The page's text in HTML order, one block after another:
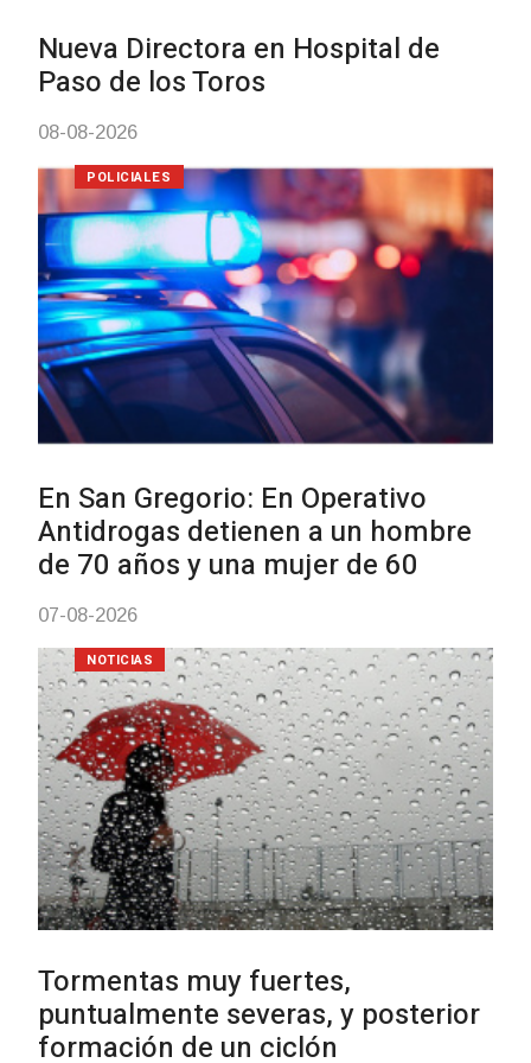
Investigación de policías de
Tacuarembó permitió
Brasil una camioneta hurtada
Villa Ansina
04-08-2026
Facultad de Artes llega a
con dos cursos de formación
03-08-2026
NOTICIAS
Clases de Muai Thai en
Charrúa
NOTICIAS